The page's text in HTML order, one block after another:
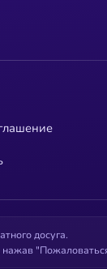
досуга.